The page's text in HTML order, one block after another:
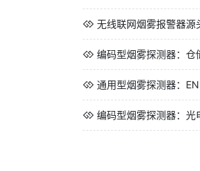
无线联网烟雾报警器源
编码型烟雾探测器：仓
通用型烟雾探测器：
编码型烟雾探测器：